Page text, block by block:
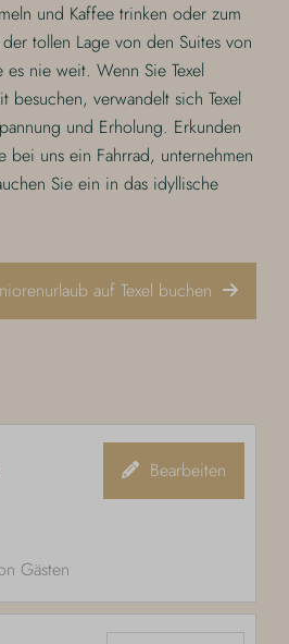
und Kaffee trinken oder zum
tollen Lage von den Suites von
es nie weit. Wenn Sie Texel
besuchen, verwandelt sich Texel
und Erholung. Erkunden
bei uns ein Fahrrad, unternehmen
Sie ein in das idyllische
auf Texel buchen
Bearbeiten
Gästen